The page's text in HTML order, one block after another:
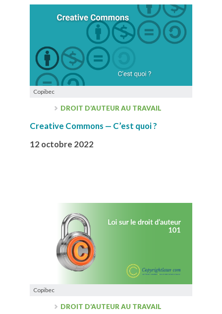
Copibec
DROIT D’AUTEUR AU TRAVAIL
Creative Commons — C’est quoi ?
12 octobre 2022
Copibec
DROIT D’AUTEUR AU TRAVAIL